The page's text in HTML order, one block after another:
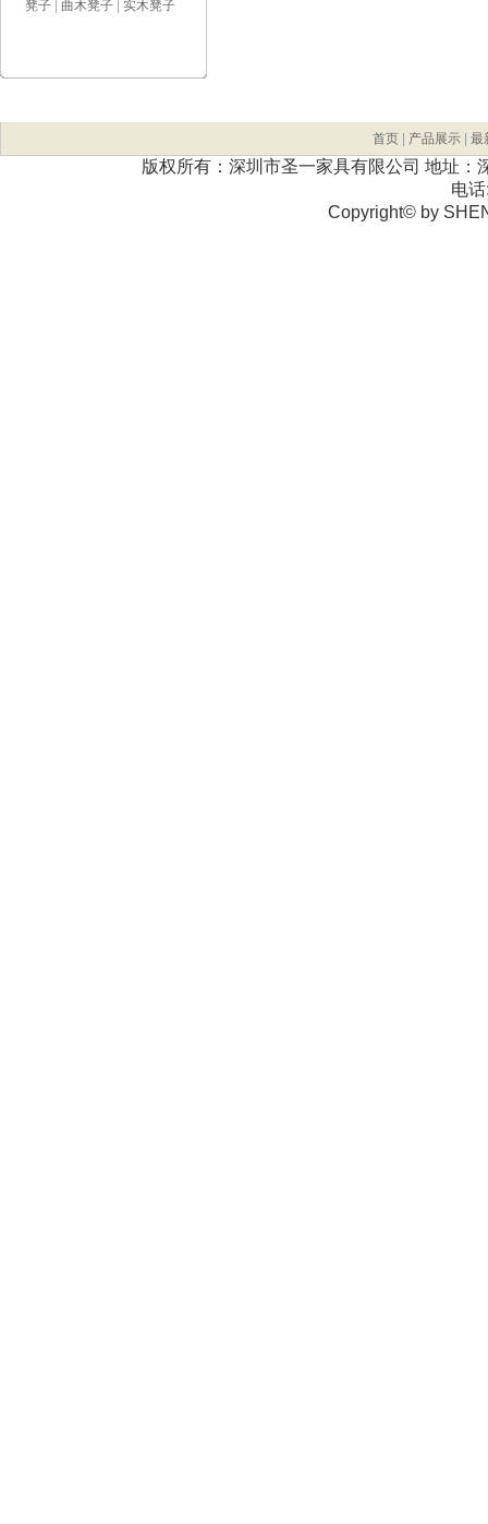
凳子 曲木凳子 实木凳子
首页 | 产品展示 | 最
版权所有：深圳市圣一家具有限公司 地址
电
Copyright© by